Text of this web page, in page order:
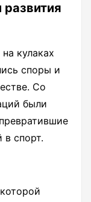
развития
кулаках
споры и
Со
были
в спорт.